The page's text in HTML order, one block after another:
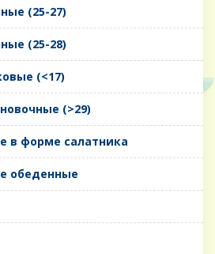
(25-27)
(25-28)
(<17)
(>29)
в форме салатника
обеденные